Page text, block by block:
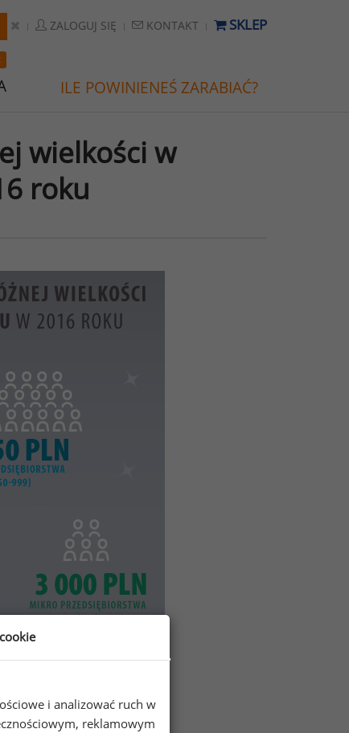
ZALOGUJ SIĘ KONTAKT SKLEP
ILE POWINIENEŚ ZARABIAĆ?
wielkości w
roku
i analizować ruch w
reklamowym